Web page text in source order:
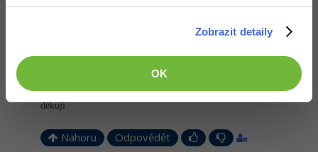
Zobrazit detaily
OK
nad tímto způsobem jsem také uvažoval ale některé rovnice mají
více možných řešení a některé naopak žádné proto jsem toto řešení
zprvu zavrhl nicméně zkusím se na něj ještě podívat každopádně
děkuji
Nahoru Odpovědět